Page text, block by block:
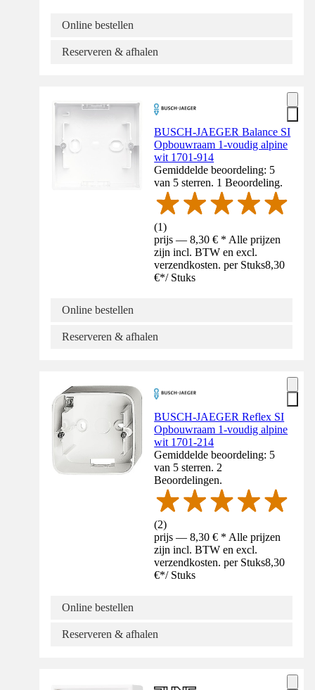
Online bestellen
Reserveren & afhalen
BUSCH-JAEGER Balance SI
Opbouwraam 1-voudig alpine
wit 1701-914
Gemiddelde beoordeling: 5
van 5 sterren. 1 Beoordeling.
(1)
prijs — 8,30 € * Alle prijzen
zijn incl. BTW en excl.
verzendkosten. per Stuks8,30
€*/ Stuks
Online bestellen
Reserveren & afhalen
BUSCH-JAEGER Reflex SI
Opbouwraam 1-voudig alpine
wit 1701-214
Gemiddelde beoordeling: 5
van 5 sterren. 2
Beoordelingen.
(2)
prijs — 8,30 € * Alle prijzen
zijn incl. BTW en excl.
verzendkosten. per Stuks8,30
€*/ Stuks
Online bestellen
Reserveren & afhalen